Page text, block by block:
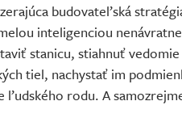
budovateľská
inteligenciou
stanicu, stiahnuť
tiel, nachystať im
ľudského rodu. A